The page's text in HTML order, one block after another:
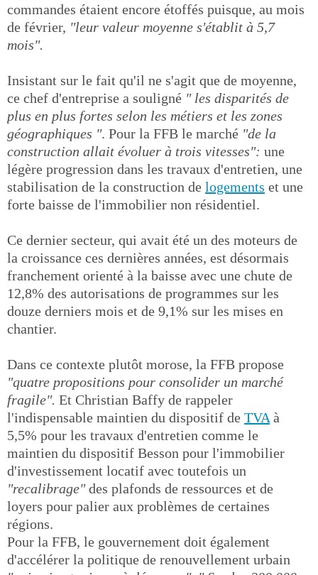
commandes étaient encore étoffés puisque, au mois
de février, "leur valeur moyenne s'établit à 5,7
mois".
Insistant sur le fait qu'il ne s'agit que de moyenne,
ce chef d'entreprise a souligné " les disparités de
plus en plus fortes selon les métiers et les zones
géographiques ". Pour la FFB le marché "de la
construction allait évoluer à trois vitesses": une
légère progression dans les travaux d'entretien, une
stabilisation de la construction de logements et une
forte baisse de l'immobilier non résidentiel.
Ce dernier secteur, qui avait été un des moteurs de
la croissance ces dernières années, est désormais
franchement orienté à la baisse avec une chute de
12,8% des autorisations de programmes sur les
douze derniers mois et de 9,1% sur les mises en
chantier.
Dans ce contexte plutôt morose, la FFB propose
"quatre propositions pour consolider un marché
fragile". Et Christian Baffy de rappeler
l'indispensable maintien du dispositif de TVA à
5,5% pour les travaux d'entretien comme le
maintien du dispositif Besson pour l'immobilier
d'investissement locatif avec toutefois un
"recalibrage"des plafonds de ressources et de
loyers pour palier aux problèmes de certaines
régions.
Pour la FFB, le gouvernement doit également
d'accélérer la politique de renouvellement urbain